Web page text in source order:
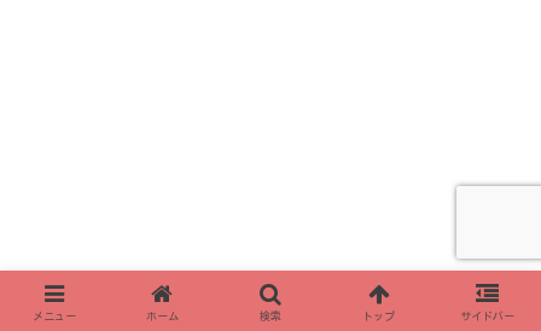
メニュー ホーム 検索 トップ サイドバー